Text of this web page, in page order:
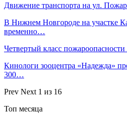
Движение транспорта на ул.
В Нижнем Новгороде на участке
временно…
Четвертый класс
Кинологи зооцентра «Надежда»
300…
Prev Next 1 из 16
Топ месяца